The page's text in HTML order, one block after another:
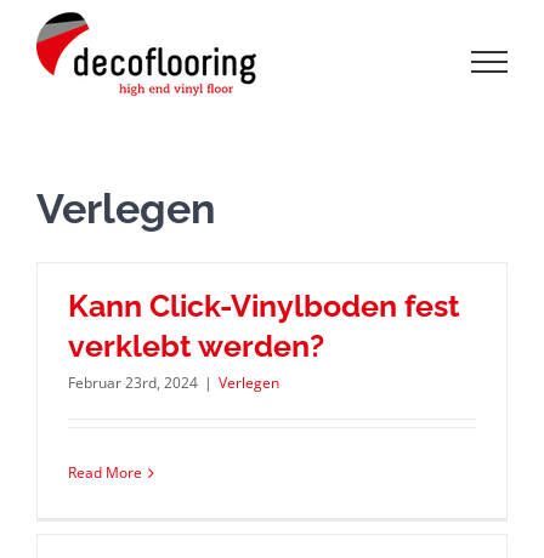
Inhalt
Verlegen
Kann Click-Vinylboden fest
verklebt werden?
Februar 23rd, 2024 | Verlegen
Read More